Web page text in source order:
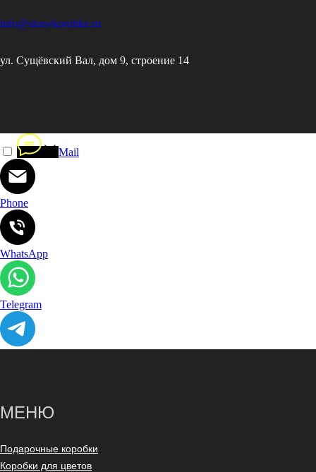
info@slonvkorobke.ru
ул. Сущёвский Вал, дом 9, строение 14
Mail
Phone
WhatsApp
Telegram
МЕНЮ
Подарочные коробки
Коробки для цветов